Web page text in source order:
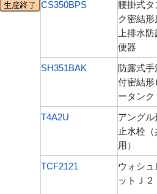
CS350BPS
腰掛式タ
ク密結形
上排水
便器
SH351BAK
防露式手
付密結形
ータンク
T4A2U
アングル
止水栓（
用）
TCF2121
ウォシュ
ットＪ２